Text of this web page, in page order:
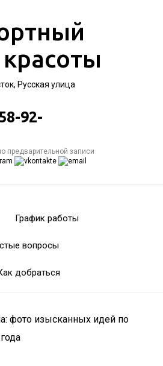
Русская улица
92-
предварительной записи
График работы
вопросы
добраться
фото изысканных идей по